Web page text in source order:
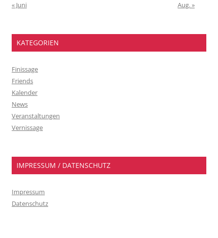
« Juni
Aug. »
KATEGORIEN
Finissage
Friends
Kalender
News
Veranstaltungen
Vernissage
IMPRESSUM / DATENSCHUTZ
Impressum
Datenschutz